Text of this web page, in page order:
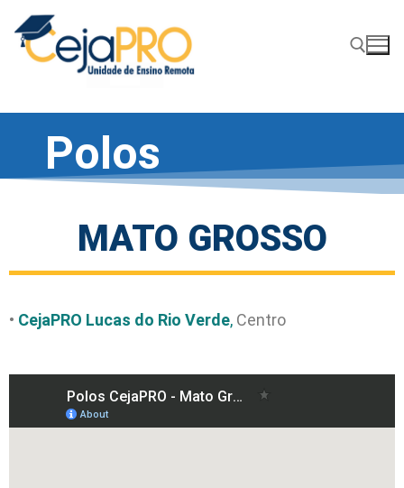
Polos
MATO GROSSO
• CejaPRO Lucas do Rio Verde, Centro